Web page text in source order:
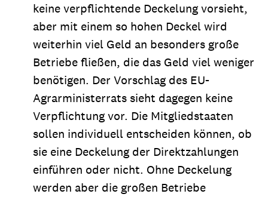
keine verpflichtende Deckelung vorsieht,
aber mit einem so hohen Deckel wird
weiterhin viel Geld an besonders große
Betriebe fließen, die das Geld viel weniger
benötigen. Der Vorschlag des EU-
Agrarministerrats sieht dagegen keine
Verpflichtung vor. Die Mitgliedstaaten
sollen individuell entscheiden können, ob
sie eine Deckelung der Direktzahlungen
einführen oder nicht. Ohne Deckelung
werden aber die großen Betriebe